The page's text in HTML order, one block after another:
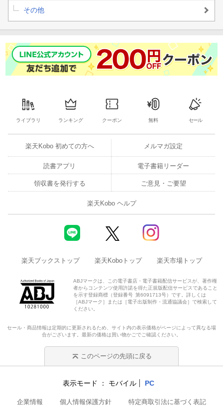
その他
ライブラリ ランキング クーポン 無料 セール
楽天Kobo 初めての方へ メルマガ設定
読書アプリ 電子書籍リーダー
領収書を発行する ご意見・ご要望
楽天Kobo ヘルプ
楽天ブックストップ 楽天Koboトップ 楽天市場トップ
ABJマークは、この電子書店・電子書籍配信サービスが、著作権
者からコンテンツ使用許諾を得た正規版配信サービスであること
を示す登録商標（登録番号 第6091713号）です。詳しくは
［ABJマーク］または［電子出版制作・流通協議会］で検索して
ください。
セール・商品情報は定期的に更新されるため、サイト内の表示価格がページによって異なる場
合がございます。最新の価格は買い物かごでご確認ください。
このページの先頭に戻る
表示モード モバイル PC
企業情報 個人情報保護方針 特定商取引法に基づく表記